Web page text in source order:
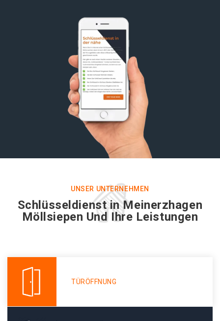
UNSER UNTERNEHMEN
Schlüsseldienst in Meinerzhagen
Möllsiepen Und Ihre Leistungen
TÜRÖFFNUNG